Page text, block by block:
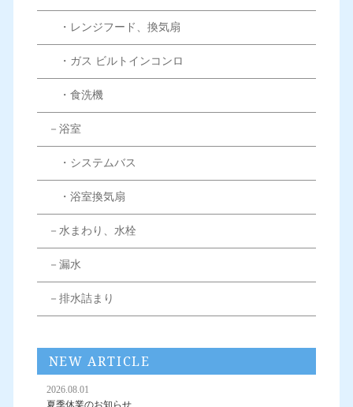
・レンジフード、換気扇
・ガス ビルトインコンロ
・食洗機
－浴室
・システムバス
・浴室換気扇
－水まわり、水栓
－漏水
－排水詰まり
NEW ARTICLE
2026.08.01
夏季休業のお知らせ